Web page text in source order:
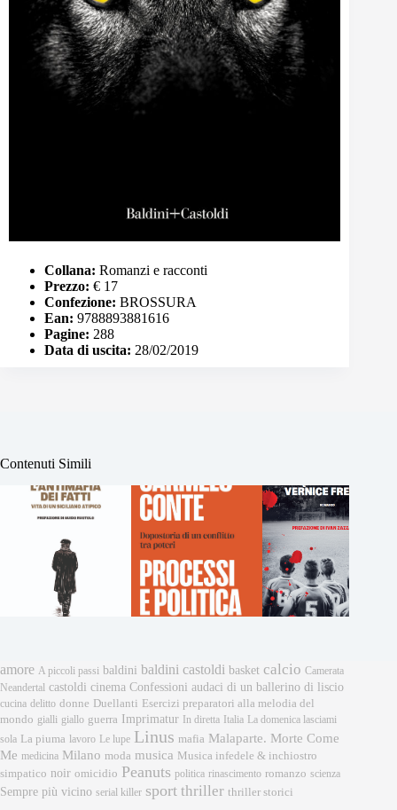
Collana: Romanzi e racconti
Prezzo: € 17
Confezione: BROSSURA
Ean: 9788893881616
Pagine: 288
Data di uscita: 28/02/2019
Contenuti Simili
amore A piccoli passi baldini baldini castoldi basket calcio Camerata
Neandertal castoldi cinema Confessioni audaci di un ballerino di liscio
cucina delitto donne Duellanti Esercizi preparatori alla melodia del
mondo gialli giallo guerra Imprimatur In diretta Italia La domenica lasciami
sola La piuma lavoro Le lupe Linus mafia Malaparte. Morte Come
Me medicina Milano moda musica Musica infedele & inchiostro
simpatico noir omicidio Peanuts politica rinascimento romanzo scienza
Sempre più vicino serial killer sport thriller thriller storici